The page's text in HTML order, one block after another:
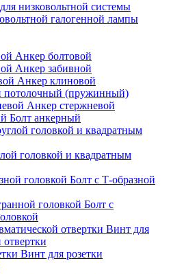
низковольтной системы
галогенной лампы
Анкер болтовой
Анкер забивной
Анкер клиновой
потолочный (пружинный)
Анкер стержневой
Болт анкерный
головкой и квадратным
Болт с Т-образной
Болт с
Винт для
отвертки
Винт для розетки